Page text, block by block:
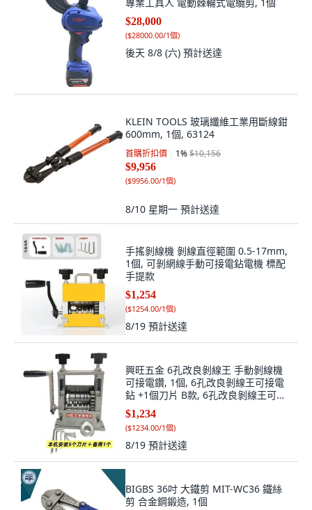
$28,000
($28000.00/1個)
後天 8/8 (六) 預計送達
KLEIN TOOLS 玻璃纖維工業用斷線鉗
600mm, 1個, 63124
首購折扣價 1%$10,156
$9,956
($9956.00/1個)
8/10 星期一 預計送達
手搖剝線機 剝線直徑範圍 0.5-17mm,
1個, 可剝網線手動可接電鉆電機 標配
手提款
$1,254
($1254.00/1個)
8/19 預計送達
興旺五金 6孔改良剝線王 手動剝線機
可接電鑽, 1個, 6孔改良剝線王可接電
鉆 +1個刀片 B款, 6孔改良剝線王可接
$1,234
($1234.00/1個)
8/19 預計送達
BIGBS 36吋 大鐵剪 MIT-WC36 鐵絲
剪 合金鋼鍛造, 1個